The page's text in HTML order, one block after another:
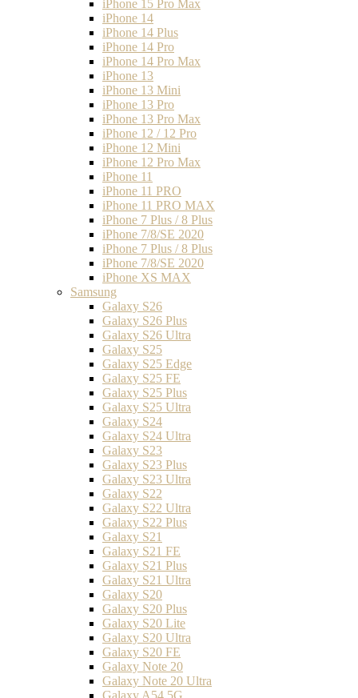
iPhone 15 Pro Max
iPhone 14
iPhone 14 Plus
iPhone 14 Pro
iPhone 14 Pro Max
iPhone 13
iPhone 13 Mini
iPhone 13 Pro
iPhone 13 Pro Max
iPhone 12 / 12 Pro
iPhone 12 Mini
iPhone 12 Pro Max
iPhone 11
iPhone 11 PRO
iPhone 11 PRO MAX
iPhone 7 Plus / 8 Plus
iPhone 7/8/SE 2020
iPhone 7 Plus / 8 Plus
iPhone 7/8/SE 2020
iPhone XS MAX
Samsung
Galaxy S26
Galaxy S26 Plus
Galaxy S26 Ultra
Galaxy S25
Galaxy S25 Edge
Galaxy S25 FE
Galaxy S25 Plus
Galaxy S25 Ultra
Galaxy S24
Galaxy S24 Ultra
Galaxy S23
Galaxy S23 Plus
Galaxy S23 Ultra
Galaxy S22
Galaxy S22 Ultra
Galaxy S22 Plus
Galaxy S21
Galaxy S21 FE
Galaxy S21 Plus
Galaxy S21 Ultra
Galaxy S20
Galaxy S20 Plus
Galaxy S20 Lite
Galaxy S20 Ultra
Galaxy S20 FE
Galaxy Note 20
Galaxy Note 20 Ultra